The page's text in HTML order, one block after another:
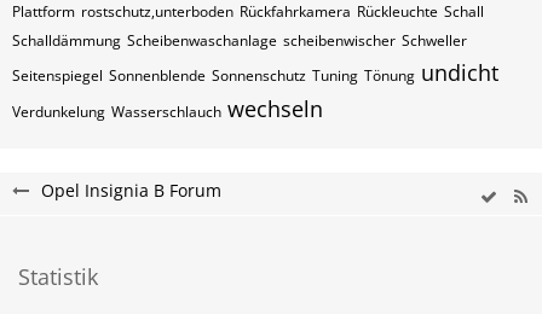
Plattform rostschutz,unterboden Rückfahrkamera Rückleuchte Schall
Schalldämmung Scheibenwaschanlage scheibenwischer Schweller
Seitenspiegel Sonnenblende Sonnenschutz Tuning Tönung undicht
Verdunkelung Wasserschlauch wechseln
Opel Insignia B Forum
Statistik